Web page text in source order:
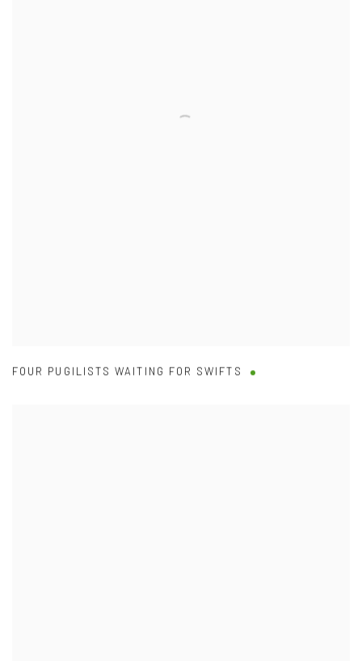
FOUR PUGILISTS WAITING FOR SWIFTS